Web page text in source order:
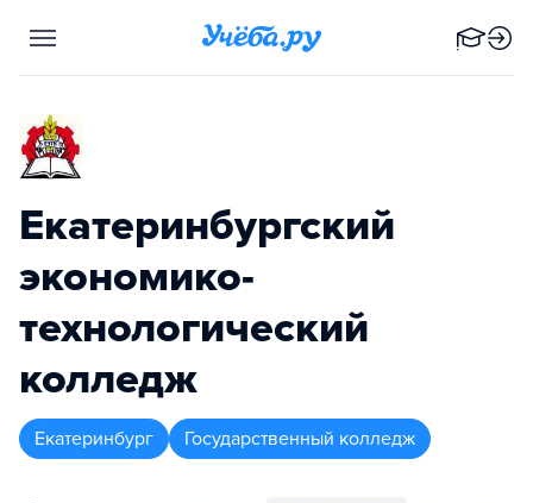
Екатеринбургский
экономико-
технологический
колледж
Екатеринбург Государственный колледж